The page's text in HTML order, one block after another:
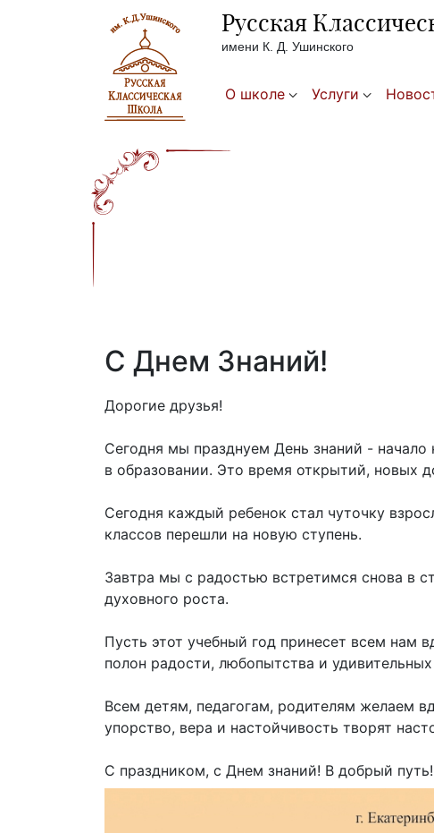
Русская
имени К. Д. Ушинского
О школе Услуги
С Днем Знаний!
Дорогие друзья!
Сегодня мы празднуем День знаний - начало
в образовании. Это время открытий, новых
Сегодня каждый ребенок стал чуточку
классов перешли на новую ступень.
Завтра мы с радостью встретимся снова в
духовного роста.
Пусть этот учебный год принесет всем нам
полон радости, любопытства и
Всем детям, педагогам, родителям желаем
упорство, вера и настойчивость творят
С праздником, с Днем знаний! В добрый путь!